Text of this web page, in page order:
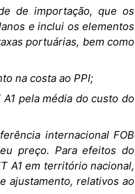
de importação, que os
e inclui os elementos
portuárias, bem como
na costa ao PPI;
pela média do custo do
internacional FOB
preço. Para efeitos do
A1 em território nacional,
ajustamento, relativos ao